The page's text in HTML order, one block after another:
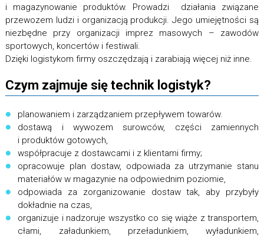
i magazynowanie produktów. Prowadzi działania związane
przewozem ludzi i organizacją produkcji. Jego umiejętności są
niezbędne przy organizacji imprez masowych – zawodów
sportowych, koncertów i festiwali.
Dzięki logistykom firmy oszczędzają i zarabiają więcej niż inne.
Czym zajmuje się technik logistyk?
planowaniem i zarządzaniem przepływem towarów.
dostawą i wywozem surowców, części zamiennych
i produktów gotowych,
współpracuje z dostawcami i z klientami firmy;
opracowuje plan dostaw, odpowiada za utrzymanie stanu
materiałów w magazynie na odpowiednim poziomie,
odpowiada za zorganizowanie dostaw tak, aby przybyły
dokładnie na czas,
organizuje i nadzoruje wszystko co się wiąże z transportem,
cłami, załadunkiem, przeładunkiem, wyładunkiem,